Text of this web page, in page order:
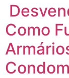
Como